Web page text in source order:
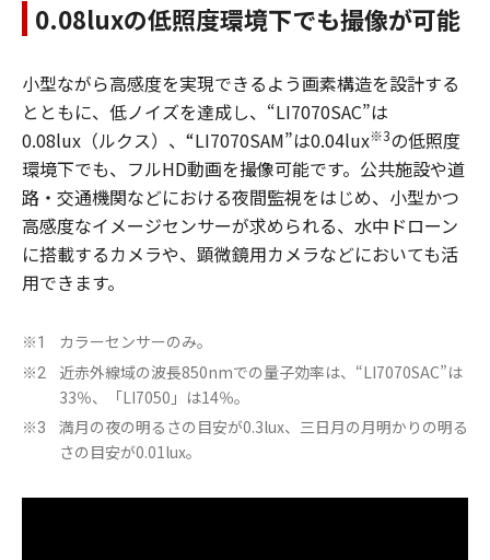
0.08luxの低照度環境下でも撮像が可能
小型ながら高感度を実現できるよう画素構造を設計する
とともに、低ノイズを達成し、“LI7070SAC”は
0.08lux（ルクス）、“LI7070SAM”は0.04lux※3の低照度
環境下でも、フルHD動画を撮像可能です。公共施設や道
路・交通機関などにおける夜間監視をはじめ、小型かつ
高感度なイメージセンサーが求められる、水中ドローン
に搭載するカメラや、顕微鏡用カメラなどにおいても活
用できます。
※1 カラーセンサーのみ。
※2
近赤外線域の波長850nmでの量子効率は、“LI7070SAC”は
33％、「LI7050」は14％。
※3
満月の夜の明るさの目安が0.3lux、三日月の月明かりの明る
さの目安が0.01lux。